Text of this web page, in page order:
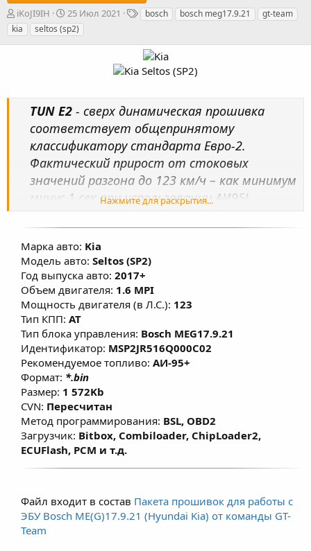
А
в
т
iKoJI9IH
Д
а
т
а
н
и
я
25 Июл 2021
Т
и
bosch bosch meg17.9.21
gt-team
kia
seltos (sp2)
TUN E2 - сверх динамическая прошивка
соответствует общепринятому
классификатору стандарта Евро-2.
Фактический прирост от стоковых
значений разгона до 123 км/ч – как минимум
минус 1 сек при использовании АИ95!
процедура позволяет удалить физически
каталитический нейтрализатор из
автомобиля, результаты анализа
токсичности выхлопных газов в рамках
Технического Осмотра полностью
удовлетворяют требованиям ГОСТ на
территории РФ. Все положительные
изменения достигнуты путем
тщательной проработки и откатки
прошивок на реальных автомобилях.
Произведена настройка карт
топливоподачи, УОЗ, коррекции УОЗ,
системы изменения фаз ГРМ,
переработаны алгоритмы включения
динамику без существенного изменения
расхода топлива. В большинстве прошивок
Нажмите для раскрытия...
Марка авто: Kia
Модель авто: Seltos (SP2)
Год выпуска авто: 2017+
Объем двигателя: 1.6 MPI
Мощность двигателя (в Л.С.): 123
Тип КПП: AT
Тип блока управления: Bosch MEG17.9.21
Идентификатор: MSP2JR516Q000C02
Рекомендуемое топливо: АИ-95+
Формат: *.bin
Размер: 1 572Kb
CVN: Пересчитан
Метод программирования: BSL, OBD2
Загрузчик: Bitbox, Combiloader, ChipLoader2,
ECUFlash, PCM и т.д.
Файл входит в состав Пакета прошивок для работы с
ЭБУ Bosch ME(G)17.9.21 (Hyundai Kia) от команды GT-
Team